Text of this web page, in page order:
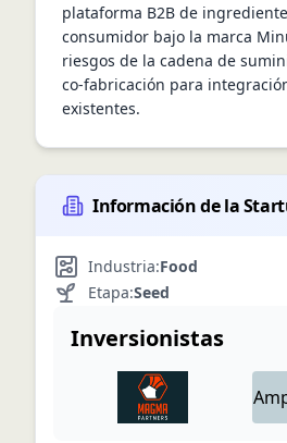
plataforma B2B de
consumidor bajo la marca
riesgos de la cadena de
co‑fabricación para
existentes.
Información de la
Industria:Food
Etapa:Seed
Inversionistas